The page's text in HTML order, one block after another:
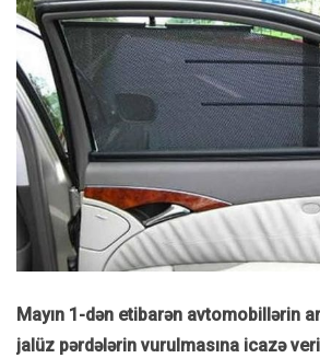
Mayın 1-dən etibarən avtomobillərin
jalüz pərdələrin vurulmasına icazə